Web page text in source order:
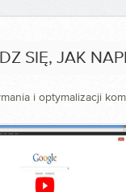
SIĘ, JAK
i optymalizacji